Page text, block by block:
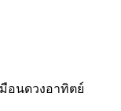
อนดวงอาทิตย์